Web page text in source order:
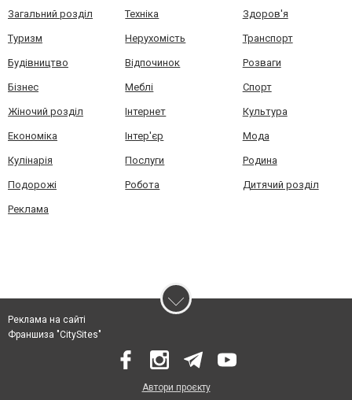
Загальний розділ Техніка Здоров'я
Туризм Нерухомість Транспорт
Будівництво Відпочинок Розваги
Бізнес Меблі Спорт
Жіночий розділ Інтернет Культура
Економіка Інтер'єр Мода
Кулінарія Послуги Родина
Подорожі Робота Дитячий розділ
Реклама
Реклама на сайті
Франшиза "CitySites"
Автори проєкту